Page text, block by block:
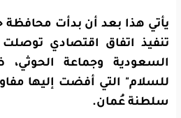
يأتي هذا بعد أن بدأت محافظة
تنفيذ اتفاق اقتصادي توصلت
السعودية وجماعة
للسلام" التي أفضت إليها
سلطنة عُمان.